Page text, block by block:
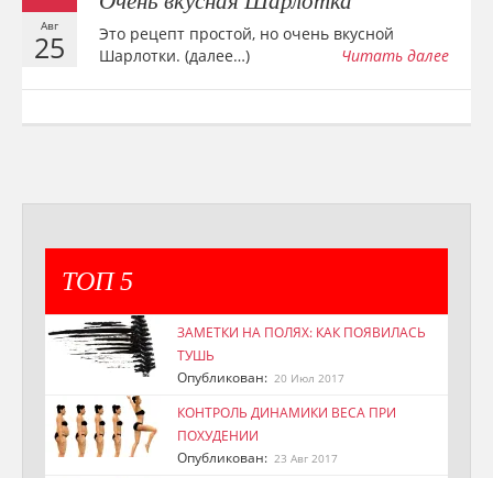
Авг
25
Это рецепт простой, но очень вкусной
Шарлотки. (далее…)
Читать далее
ТОП 5
ЗАМЕТКИ НА ПОЛЯХ: КАК ПОЯВИЛАСЬ
ТУШЬ
Опубликован: 20 Июл 2017
КОНТРОЛЬ ДИНАМИКИ ВЕСА ПРИ
ПОХУДЕНИИ
Опубликован: 23 Авг 2017